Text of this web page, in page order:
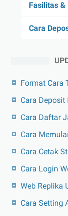
Fasilitas &
Cara
Format Cara
Cara
Cara Daftar
Cara
Cara Cetak
Cara Login
Web Replika
Cara Setting